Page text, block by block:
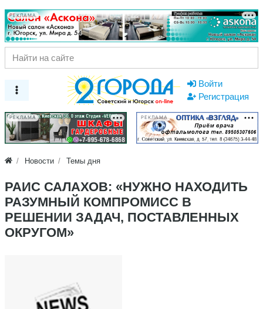
РЕКЛАМА
Войти
Регистрация
РЕКЛАМА РЕКЛАМА
Новости Темы дня
РАИС САЛАХОВ: «НУЖНО НАХОДИТЬ
РАЗУМНЫЙ КОМПРОМИСС В
РЕШЕНИИ ЗАДАЧ, ПОСТАВЛЕННЫХ
ОКРУГОМ»